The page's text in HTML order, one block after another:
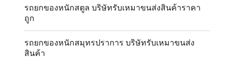
รถยกของหนักสตูล บริษัทรับเหมาขนส่งสินค้าราคา
ถูก
รถยกของหนักสมุทรปราการ บริษัทรับเหมาขนส่ง
สินค้า